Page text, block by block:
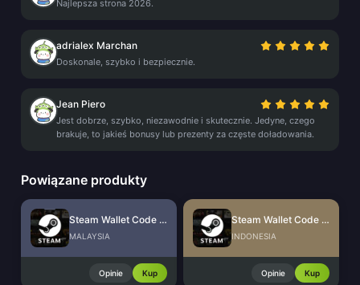
Najlepsza strona 2026.
adrialex Marchan
Doskonale, szybko i bezpiecznie.
Jean Piero
Jest dobrze, szybko, niezawodnie i skutecznie. Jedyne, czego
brakuje, to jakieś bonusy lub prezenty za częste doładowania.
Powiązane produkty
Steam Wallet Code (MYR)
MALAYSIA
Opinie Kup
Steam Wallet Code (IDR)
INDONESIA
Opinie Kup